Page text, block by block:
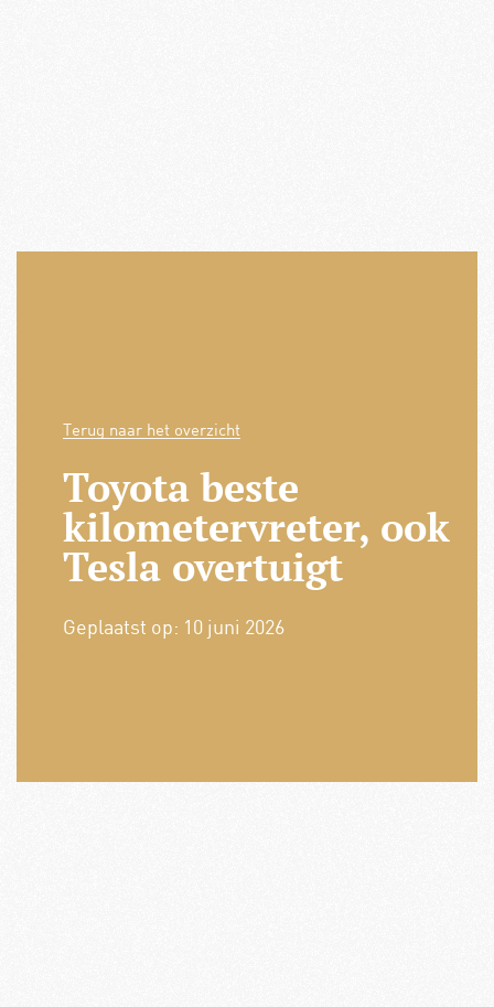
Terug naar het overzicht
Toyota beste
kilometervreter, ook
Tesla overtuigt
Geplaatst op: 10 juni 2026